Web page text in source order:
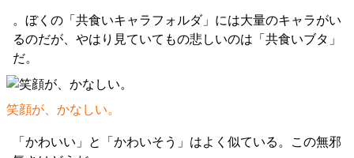
。ぼくの「共食いキャラフォルダ」には大量のキャラがい
るのだが、やはり見ていてもの悲しいのは「共食いブタ」
だ。
笑顔が、かなしい。
「かわいい」と「かわいそう」はよく似ている。この無邪